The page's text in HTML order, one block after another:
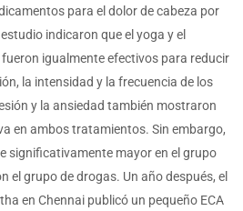
para el dolor de cabeza por
indicaron que el yoga y el
igualmente efectivos para reducir
la intensidad y la frecuencia de los
y la ansiedad también mostraron
en ambos tratamientos. Sin embargo,
significativamente mayor en el grupo
el grupo de drogas. Un año después, el
en Chennai publicó un pequeño ECA